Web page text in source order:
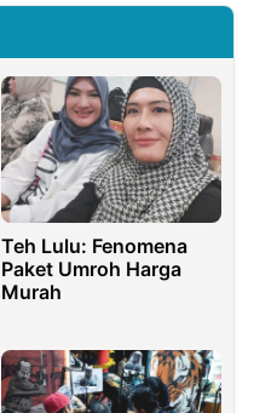
Teh Lulu: Fenomena
Paket Umroh Harga
Murah